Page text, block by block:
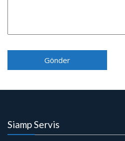
Siamp Servis